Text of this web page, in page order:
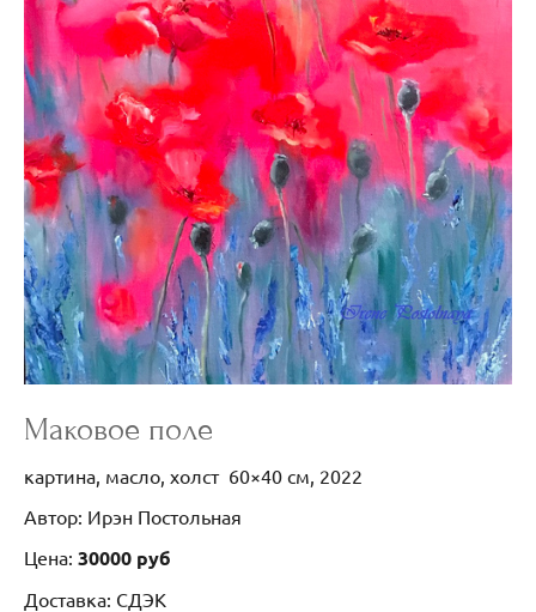
Маковое поле
картина, масло, холст 60×40 см, 2022
Автор: Ирэн Постольная
Цена: 30000 руб
Доставка: СДЭК